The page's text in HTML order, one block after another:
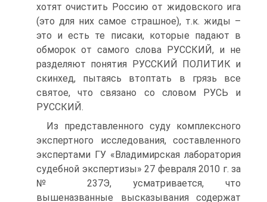
хотят очистить Россию от жидовского ига
(это для них самое страшное), т.к. жиды –
это и есть те писаки, которые падают в
обморок от самого слова РУССКИЙ, и не
разделяют понятия РУССКИЙ ПОЛИТИК и
скинхед, пытаясь втоптать в грязь все
святое, что связано со словом РУСЬ и
РУССКИЙ.
Из представленного суду комплексного
экспертного исследования, составленного
экспертами ГУ «Владимирская лаборатория
судебной экспертизы» 27 февраля 2010 г. за
№ 237Э, усматривается, что
вышеназванные высказывания содержат